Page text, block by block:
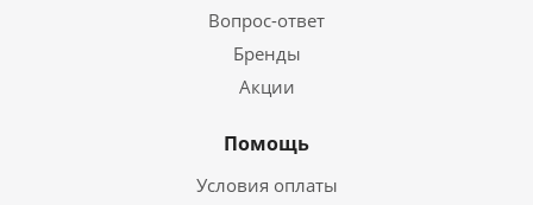
Вопрос-ответ
Бренды
Акции
Помощь
Условия оплаты